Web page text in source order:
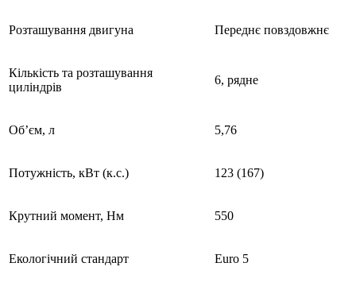
Розташування двигуна Переднє повздовжнє
Кількість та розташування
циліндрів
6, рядне
Об’єм, л 5,76
Потужність, кВт (к.с.) 123 (167)
Крутний момент, Нм 550
Екологічний стандарт Euro 5